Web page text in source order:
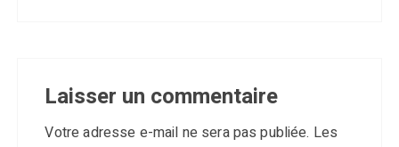
Laisser un commentaire
Votre adresse e-mail ne sera pas publiée. Les